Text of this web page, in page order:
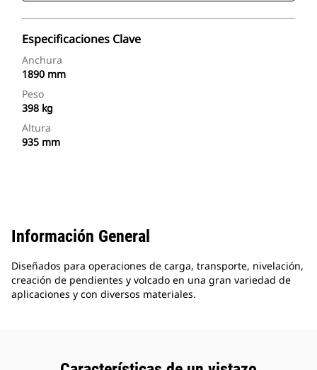
Especificaciones Clave
Anchura
1890 mm
Peso
398 kg
Altura
935 mm
Información General
Diseñados para operaciones de carga, transporte, nivelación,
creación de pendientes y volcado en una gran variedad de
aplicaciones y con diversos materiales.